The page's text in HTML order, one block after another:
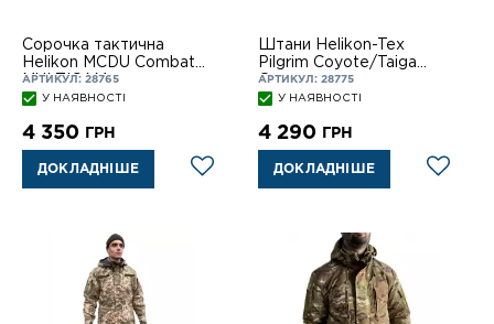
Сорочка тактична
Helikon MCDU Combat
MULTICAM
АРТИКУЛ: 28765
У НАЯВНОСТІ
4 350 ГРН
ДОКЛАДНІШЕ
Штани Helikon-Tex
Pilgrim Coyote/Taiga
Green
АРТИКУЛ: 28775
У НАЯВНОСТІ
4 290 ГРН
ДОКЛАДНІШЕ